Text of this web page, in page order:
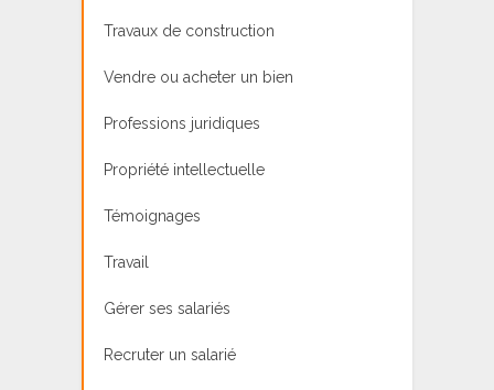
Travaux de construction
Vendre ou acheter un bien
Professions juridiques
Propriété intellectuelle
Témoignages
Travail
Gérer ses salariés
Recruter un salarié